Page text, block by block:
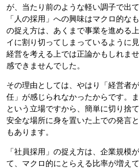
が、当たり前のような軽い調子で出て
「人の採用」への興味はマクロ的な
の捉え方は、あくまで事業を進める
イに割り切ってしまっているように見
経営を考える上では正論かもしれま
感できませんでした。
その理由としては、やはり「経営者
任」が感じられなかったからです。
という立場ですから、簡単に切り捨
安全な場所に身を置いた上での発言
もあります。
「社員採用」の捉え方は、企業規模
て、マクロ的にとらえる比率が増え